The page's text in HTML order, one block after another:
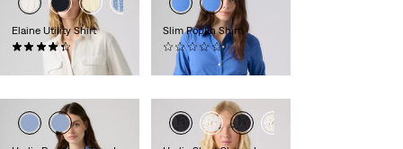
Elaine Utility Shirt
(14)
Slim Poplin Shirt
(0)
69,00 €